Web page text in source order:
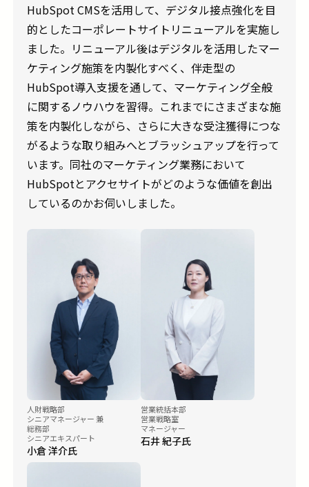
HubSpot CMSを活用して、 デジタル接点強化を目
的としたコーポレートサイトリニューアルを実施し
ました。 リニューアル後はデジタルを活用したマー
ケティング施策を内製化すべく、伴走型の
HubSpot導入支援を通して、 マーケティング全般
に関するノウハウを習得。 これまでにさまざまな施
策を内製化しながら、 さらに大きな受注獲得につな
がるような取り組みへとブラッシュアップを行って
います。 同社のマーケティング業務において
HubSpotとアクセサイトがどのような価値を創出
しているのかお伺いしました。
人財戦略部
シニアマネージャー 兼
総務部
シニアエキスパート
小倉 洋介氏
営業統括本部
営業戦略室
マネージャー
石井 紀子氏